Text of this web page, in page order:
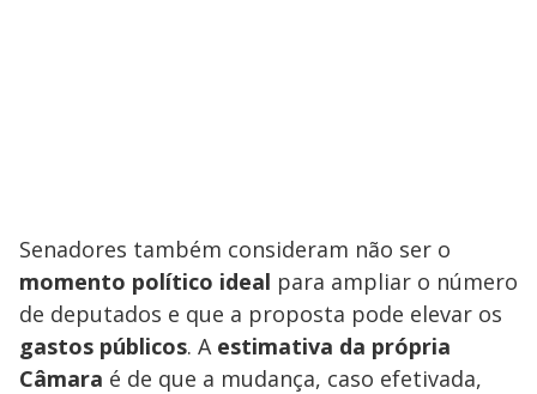
Senadores também consideram não ser o
momento político ideal para ampliar o número
de deputados e que a proposta pode elevar os
gastos públicos. A estimativa da própria
Câmara é de que a mudança, caso efetivada,